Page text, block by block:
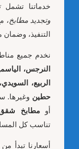
خدماتنا تشمل
وتجديد مطابخ
التنفيذ، وضمان
نخدم جميع
النرجس،
الربيع،
حطين وغيرها.
أومطابخ
تناسب كل
أسعارنا تبدأ من